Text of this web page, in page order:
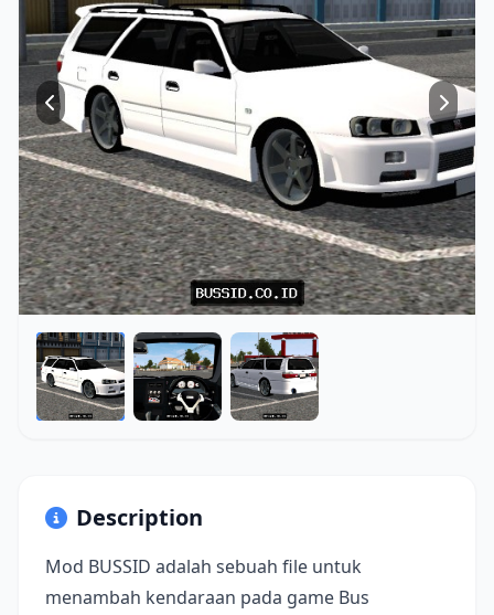
Description
Mod BUSSID adalah sebuah file untuk
menambah kendaraan pada game Bus